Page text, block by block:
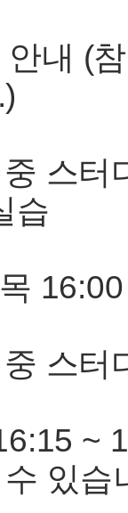
안내 (
스
습
스
~
있습